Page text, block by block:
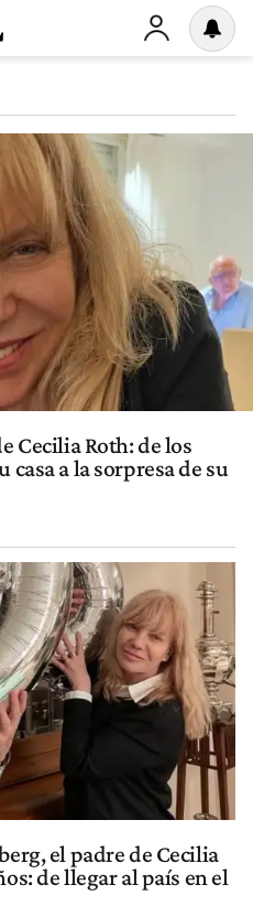
Cecilia Roth: de los
a la sorpresa de su
el padre de Cecilia
de llegar al país en el